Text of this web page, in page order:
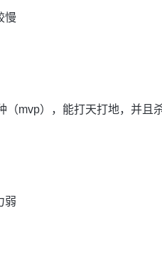
慢
（mvp），能打天打地，并且
弱